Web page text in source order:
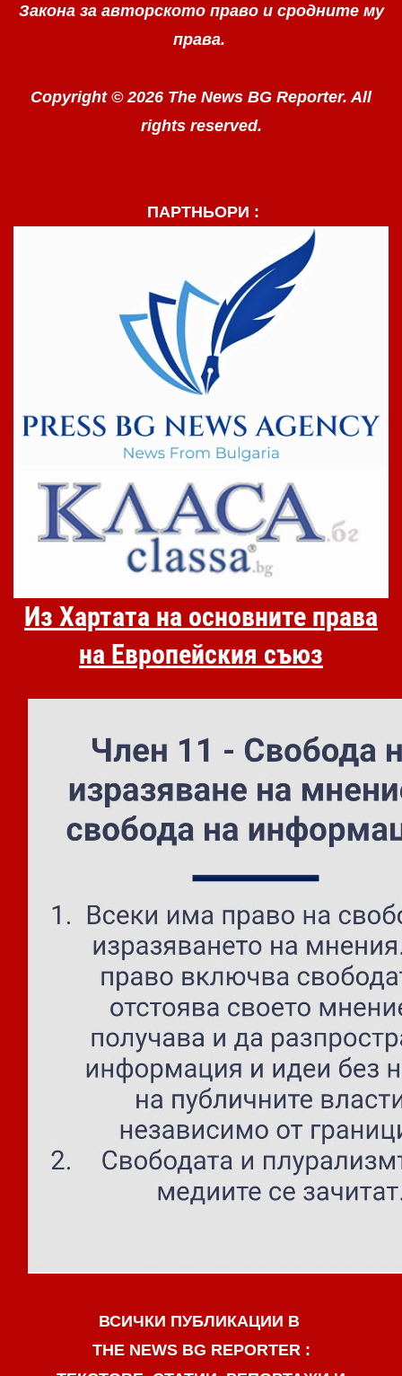
Закона за авторското право и сродните му
права.
Copyright © 2026 The News BG Reporter. All
rights reserved.
ПАРТНЬОРИ :
Из Хартата на основните права
на Европейския съюз
ВСИЧКИ ПУБЛИКАЦИИ В
THE NEWS BG REPORTER :